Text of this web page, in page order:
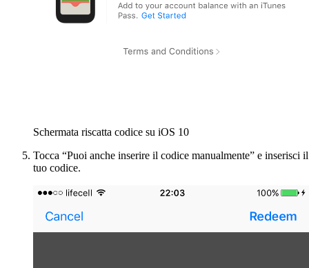
Schermata riscatta codice su iOS 10
Tocca “Puoi anche inserire il codice manualmente” e inserisci il
tuo codice.